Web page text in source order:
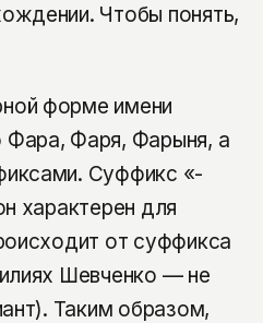
Чтобы понять,
форме имени
Фара, Фаря, Фарыня, а
Суффикс «-
характерен для
от суффикса
Шевченко — не
Таким образом,